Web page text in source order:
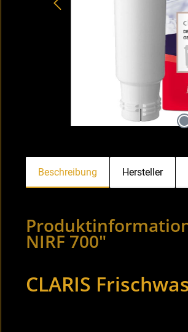
Beschreibung Hersteller
NIRF 700"
CLARIS